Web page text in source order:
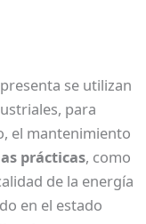
se utilizan
para
el mantenimiento
prácticas, como
de la energía
en el estado